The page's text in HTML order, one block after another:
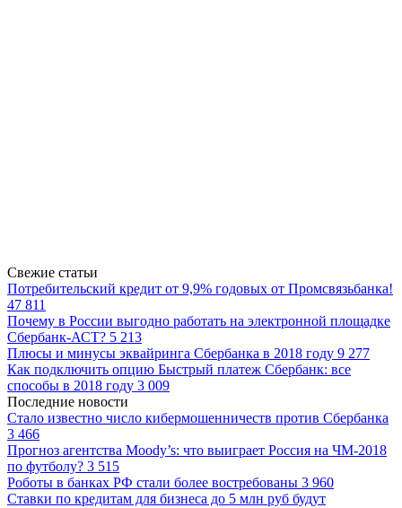
Свежие статьи
Потребительский кредит от 9,9% годовых от Промсвязьбанка!
47 811
Почему в России выгодно работать на электронной площадке
Сбербанк-АСТ? 5 213
Плюсы и минусы эквайринга Сбербанка в 2018 году 9 277
Как подключить опцию Быстрый платеж Сбербанк: все
способы в 2018 году 3 009
Последние новости
Стало известно число кибермошенничеств против Сбербанка
3 466
Прогноз агентства Moody’s: что выиграет Россия на ЧМ-2018
по футболу? 3 515
Роботы в банках РФ стали более востребованы 3 960
Ставки по кредитам для бизнеса до 5 млн руб будут